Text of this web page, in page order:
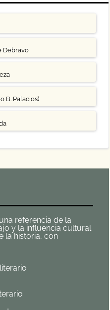
Debravo
B. Palacios)
referencia de la
y la influencia cultural
la historia, con